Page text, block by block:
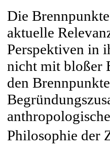
Die
aktuelle
Perspektiven in
nicht mit bloßer
den
Philosophie der